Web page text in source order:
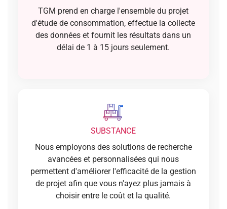
TGM prend en charge l'ensemble du projet
d'étude de consommation, effectue la collecte
des données et fournit les résultats dans un
délai de 1 à 15 jours seulement.
SUBSTANCE
Nous employons des solutions de recherche
avancées et personnalisées qui nous
permettent d'améliorer l'efficacité de la gestion
de projet afin que vous n'ayez plus jamais à
choisir entre le coût et la qualité.